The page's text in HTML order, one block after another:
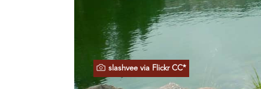
slashvee via Flickr CC*